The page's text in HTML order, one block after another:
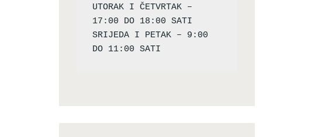
UTORAK I ČETVRTAK –
17:00 DO 18:00 SATI
SRIJEDA I PETAK – 9:00